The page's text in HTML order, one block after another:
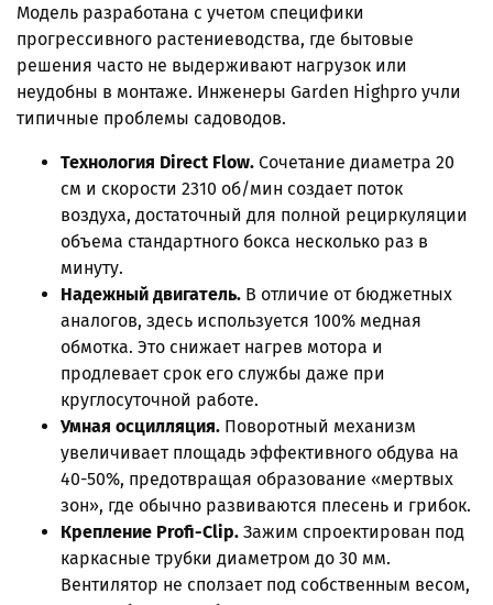
Модель разработана с учетом специфики
прогрессивного растениеводства, где бытовые
решения часто не выдерживают нагрузок или
неудобны в монтаже. Инженеры Garden Highpro учли
типичные проблемы садоводов.
Технология Direct Flow. Сочетание диаметра 20
см и скорости 2310 об/мин создает поток
воздуха, достаточный для полной рециркуляции
объема стандартного бокса несколько раз в
минуту.
Надежный двигатель. В отличие от бюджетных
аналогов, здесь используется 100% медная
обмотка. Это снижает нагрев мотора и
продлевает срок его службы даже при
круглосуточной работе.
Умная осцилляция. Поворотный механизм
увеличивает площадь эффективного обдува на
40-50%, предотвращая образование «мертвых
зон», где обычно развиваются плесень и грибок.
Крепление Profi-Clip. Зажим спроектирован под
каркасные трубки диаметром до 30 мм.
Вентилятор не сползает под собственным весом,